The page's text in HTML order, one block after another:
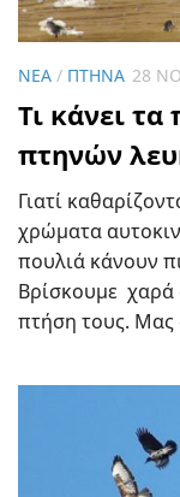
ΝΈΑ / ΠΤΗΝΆ 28
Τι κάνει
πτηνών
Γιατί
χρώματα
πουλιά κάνουν
Βρίσκουμε χαρά
πτήση τους. Μας